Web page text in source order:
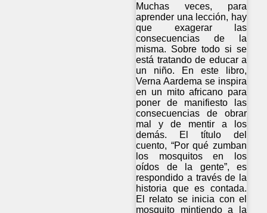
Muchas veces, para
aprender una lección, hay
que exagerar las
consecuencias de la
misma. Sobre todo si se
está tratando de educar a
un niño. En este libro,
Verna Aardema se inspira
en un mito africano para
poner de manifiesto las
consecuencias de obrar
mal y de mentir a los
demás. El título del
cuento, “Por qué zumban
los mosquitos en los
oídos de la gente”, es
respondido a través de la
historia que es contada.
El relato se inicia con el
mosquito mintiendo a la